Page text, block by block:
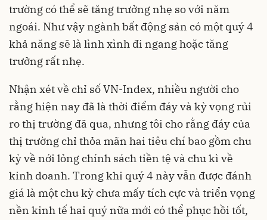
trường có thể sẽ tăng trưởng nhẹ so với năm
ngoái. Như vậy ngành bất động sản có một quý 4
khả năng sẽ là lình xình đi ngang hoặc tăng
trưởng rất nhẹ.
Nhận xét về chỉ số VN-Index, nhiều người cho
rằng hiện nay đã là thời điểm đáy và kỳ vọng rủi
ro thị trường đã qua, nhưng tôi cho rằng đáy của
thị trường chỉ thỏa mãn hai tiêu chí bao gồm chu
kỳ về nới lỏng chính sách tiền tệ và chu kì về
kinh doanh. Trong khi quý 4 này vẫn được đánh
giá là một chu kỳ chưa mấy tích cực và triển vọng
nền kinh tế hai quý nữa mới có thể phục hồi tốt,